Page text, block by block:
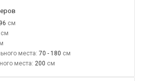
места: 70 - 180
места: 200